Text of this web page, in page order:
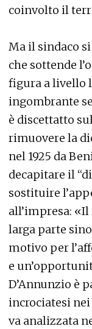
coinvolto il
Ma il sindaco
che sottende
figura a livello
ingombrante
è discettatto
rimuovere la
nel 1925 da
decapitare il
sostituire
all’impresa:
larga parte
motivo per
e
D’Annunzio è
incrociatesi
va analizzata